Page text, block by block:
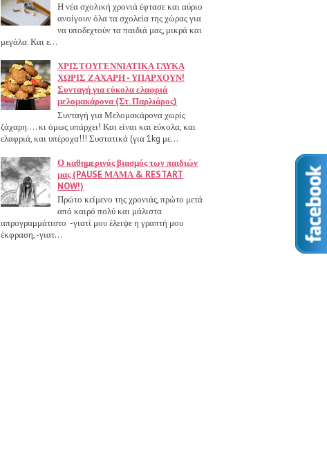
Η νέα σχολική χρονιά έφτασε και αύριο
ανοίγουν όλα τα σχολεία της χώρας για
να υποδεχτούν τα παιδιά μας, μικρά και
μεγάλα. Και ε...
ΧΡΙΣΤΟΥΓΕΝΝΙΑΤΙΚΑ ΓΛΥΚΑ
ΧΩΡΙΣ ΖΑΧΑΡΗ - ΥΠΑΡΧΟΥΝ!
Συνταγή για εύκολα ελαφριά
μελομακάρονα (Στ. Παρλιάρος)
Συνταγή για Μελομακάρονα χωρίς
ζάχαρη.... κι όμως υπάρχει! Και είναι και εύκολα, και
ελαφριά, και υπέροχα!!! Συστατικά (για 1kg με...
Ο καθημερινός βιασμός των παιδιών
μας (PAUSE ΜΑΜΑ & RESTART
NOW!)
Πρώτο κείμενο της χρονιάς, πρώτο μετά
από καιρό πολύ και μάλιστα
απρογραμμάτιστο -γιατί μου έλειψε η γραπτή μου
έκφραση, -γιατ...